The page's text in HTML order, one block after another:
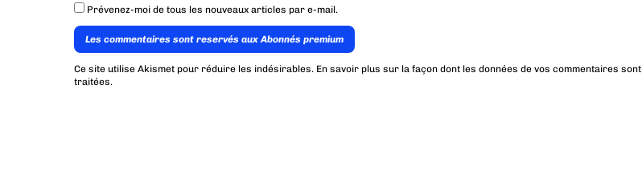
Prévenez-moi de tous les nouveaux articles par e-mail.
Les commentaires sont reservés aux Abonnés premium
Ce site utilise Akismet pour réduire les indésirables. En savoir plus sur la façon dont les données de vos commentaires sont
traitées.